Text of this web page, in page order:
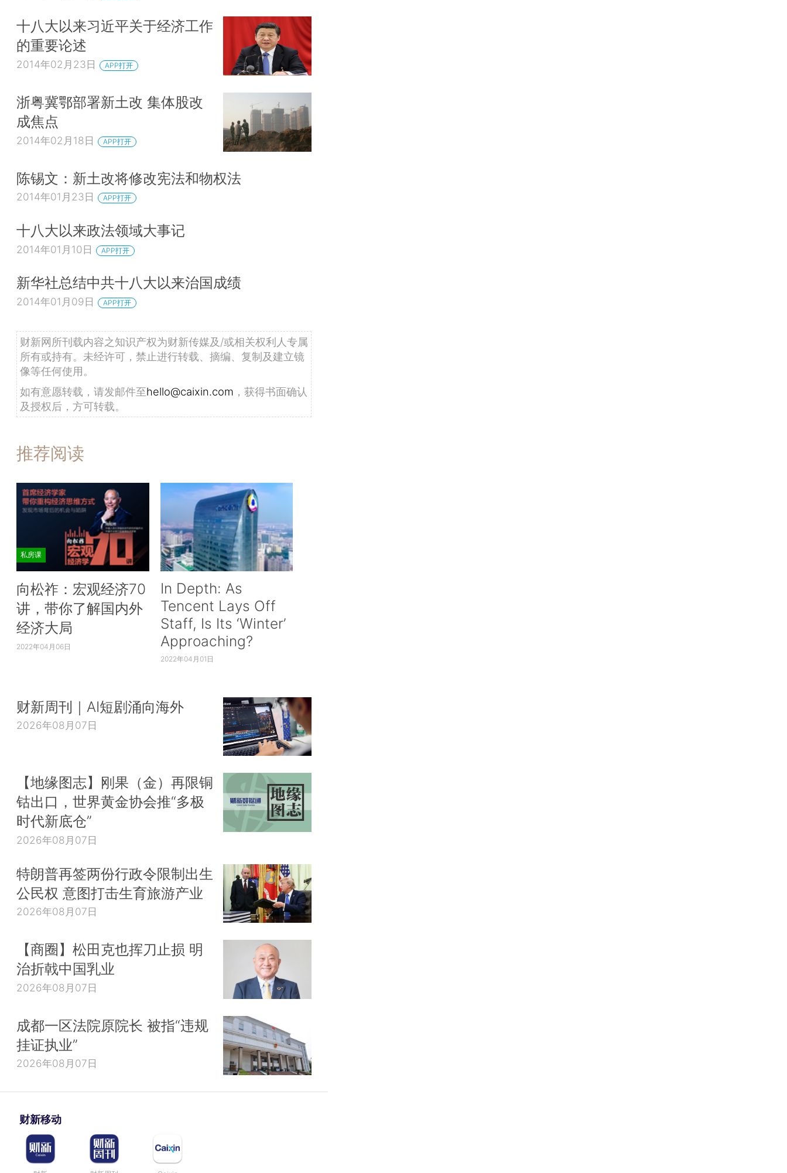
十八大以来习近平关于经济工作
的重要论述
2014年02月23日 APP打开
浙粤冀鄂部署新土改 集体股改
成焦点
2014年02月18日 APP打开
陈锡文：新土改将修改宪法和物权法
2014年01月23日 APP打开
十八大以来政法领域大事记
2014年01月10日 APP打开
新华社总结中共十八大以来治国成绩
2014年01月09日 APP打开
财新网所刊载内容之知识产权为财新传媒及/或相关权利人专属
所有或持有。未经许可，禁止进行转载、摘编、复制及建立镜
像等任何使用。
如有意愿转载，请发邮件至hello@caixin.com ，获得书面确认
及授权后，方可转载。
推荐阅读
私房课
向松祚：宏观经济70
讲，带你了解国内外
经济大局
2022年04月06日
In Depth: As
Tencent Lays Off
Staff, Is Its ‘Winter’
Approaching?
2022年04月01日
财新周刊｜AI短剧涌向海外
2026年08月07日
【地缘图志】刚果（金）再限铜
钴出口，世界黄金协会推“多极
时代新底仓”
2026年08月07日
特朗普再签两份行政令限制出生
公民权 意图打击生育旅游产业
2026年08月07日
【商圈】松田克也挥刀止损 明
治折戟中国乳业
2026年08月07日
成都一区法院原院长 被指“违规
挂证执业”
2026年08月07日
财新移动